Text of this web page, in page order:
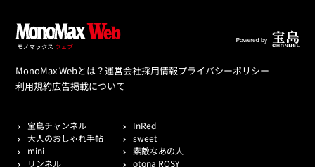
MonoMax Webとは？運営会社採用情報プライバシーポリシー
利用規約広告掲載について
宝島チャンネル
InRed
大人のおしゃれ手帖
sweet
mini
素敵なあの人
リンネル
otona ROSY